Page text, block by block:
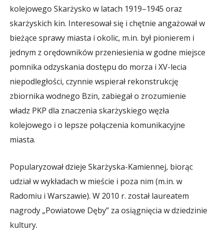
kolejowego Skarżysko w latach 1919–1945 oraz
skarżyskich kin. Interesował się i chętnie angażował w
bieżące sprawy miasta i okolic, m.in. był pionierem i
jednym z orędowników przeniesienia w godne miejsce
pomnika odzyskania dostępu do morza i XV-lecia
niepodległości, czynnie wspierał rekonstrukcję
zbiornika wodnego Bzin, zabiegał o zrozumienie
władz PKP dla znaczenia skarżyskiego węzła
kolejowego i o lepsze połączenia komunikacyjne
miasta.
Popularyzował dzieje Skarżyska-Kamiennej, biorąc
udział w wykładach w mieście i poza nim (m.in. w
Radomiu i Warszawie). W 2010 r. został laureatem
nagrody „Powiatowe Dęby” za osiągnięcia w dziedzinie
kultury.